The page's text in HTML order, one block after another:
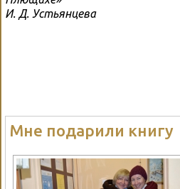
И. Д. Устьянцева
Мне подарили книгу